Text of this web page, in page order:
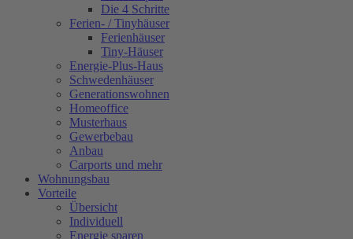
Die 4 Schritte
Ferien- / Tinyhäuser
Ferienhäuser
Tiny-Häuser
Energie-Plus-Haus
Schwedenhäuser
Generationswohnen
Homeoffice
Musterhaus
Gewerbebau
Anbau
Carports und mehr
Wohnungsbau
Vorteile
Übersicht
Individuell
Energie sparen